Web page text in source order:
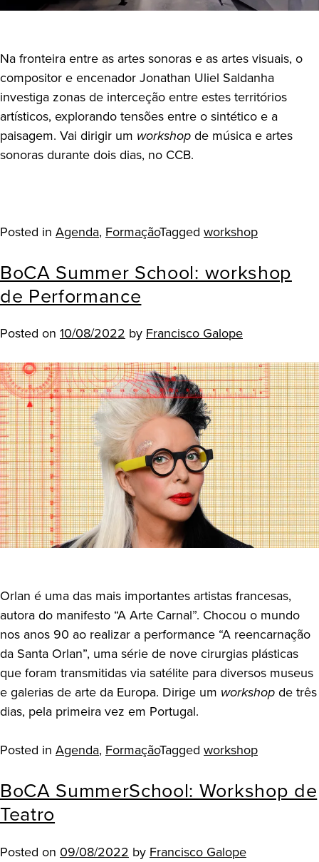
Na fronteira entre as artes sonoras e as artes visuais, o
compositor e encenador Jonathan Uliel Saldanha
investiga zonas de interceção entre estes territórios
artísticos, explorando tensões entre o sintético e a
paisagem. Vai dirigir um workshopde música e artes
sonoras durante dois dias, no CCB.
Posted in Agenda, FormaçãoTagged workshop
BoCA Summer School: workshop
de Performance
Posted on 10/08/2022 by Francisco Galope
Orlan é uma das mais importantes artistas francesas,
autora do manifesto “A Arte Carnal”. Chocou o mundo
nos anos 90 ao realizar a performance “A reencarnação
da Santa Orlan”, uma série de nove cirurgias plásticas
que foram transmitidas via satélite para diversos museus
e galerias de arte da Europa. Dirige um workshopde três
dias, pela primeira vez em Portugal.
Posted in Agenda, FormaçãoTagged workshop
BoCA SummerSchool: Workshop de
Teatro
Posted on 09/08/2022 by Francisco Galope